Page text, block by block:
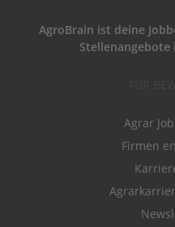
AgroBrain ist deine
Stellenangebote
Agrar
Firmen